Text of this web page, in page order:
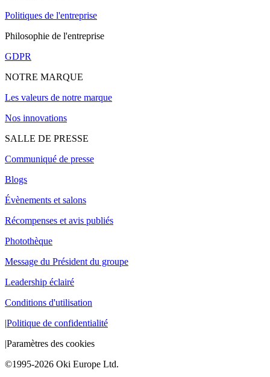
Politiques de l'entreprise
Philosophie de l'entreprise
GDPR
NOTRE MARQUE
Les valeurs de notre marque
Nos innovations
SALLE DE PRESSE
Communiqué de presse
Blogs
Évènements et salons
Récompenses et avis publiés
Photothèque
Message du Président du groupe
Leadership éclairé
Conditions d'utilisation
|Politique de confidentialité
|Paramètres des cookies
©1995-2026 Oki Europe Ltd.